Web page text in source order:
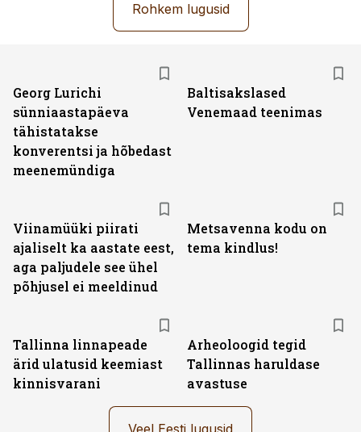
Rohkem lugusid
Georg Lurichi
sünniaastapäeva
tähistatakse
konverentsi ja hõbedast
meenemündiga
Baltisakslased
Venemaad teenimas
Viinamüüki piirati
ajaliselt ka aastate eest,
aga paljudele see ühel
põhjusel ei meeldinud
Metsavenna kodu on
tema kindlus!
Tallinna linnapeade
ärid ulatusid keemiast
kinnisvarani
Arheoloogid tegid
Tallinnas haruldase
avastuse
Veel Eesti lugusid